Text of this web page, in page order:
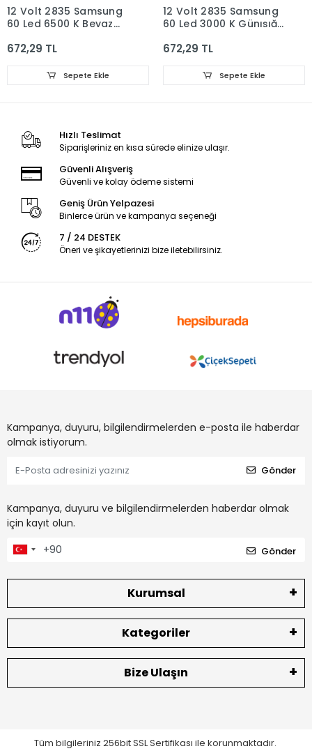
12 Volt 2835 Samsung
60 Led 6500 K Beyaz
Şerit Led IP65
672,29 TL
Sepete Ekle
12 Volt 2835 Samsung
60 Led 3000 K Günışığı
Şerit Led IP65
672,29 TL
Sepete Ekle
Hızlı Teslimat
Siparişleriniz en kısa sürede elinize ulaşır.
Güvenli Alışveriş
Güvenli ve kolay ödeme sistemi
Geniş Ürün Yelpazesi
Binlerce ürün ve kampanya seçeneği
7 / 24 DESTEK
Öneri ve şikayetlerinizi bize iletebilirsiniz.
Kampanya, duyuru, bilgilendirmelerden e-posta ile haberdar
olmak istiyorum.
Gönder
Kampanya, duyuru ve bilgilendirmelerden haberdar olmak
için kayıt olun.
Gönder
Kurumsal
Kategoriler
Bize Ulaşın
Tüm bilgileriniz 256bit SSL Sertifikası ile korunmaktadır.